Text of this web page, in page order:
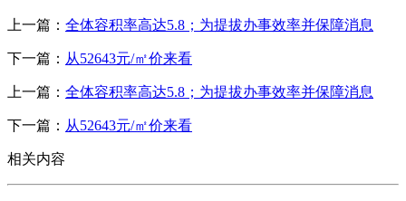
上一篇： 全体容积率高达5.8；为提拔办事效率并保障消息
下一篇： 从52643元/㎡价来看
上一篇： 全体容积率高达5.8；为提拔办事效率并保障消息
下一篇： 从52643元/㎡价来看
相关内容